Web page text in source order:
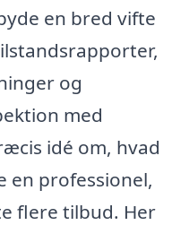
en bred vifte
og
med
idé om, hvad
en professionel,
flere tilbud. Her